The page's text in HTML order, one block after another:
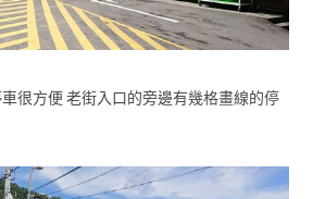
很方便 老街入口的旁邊有幾格畫線的停